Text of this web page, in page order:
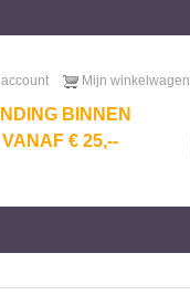
BINNEN
€ 25,--
Mijn winkelwagen